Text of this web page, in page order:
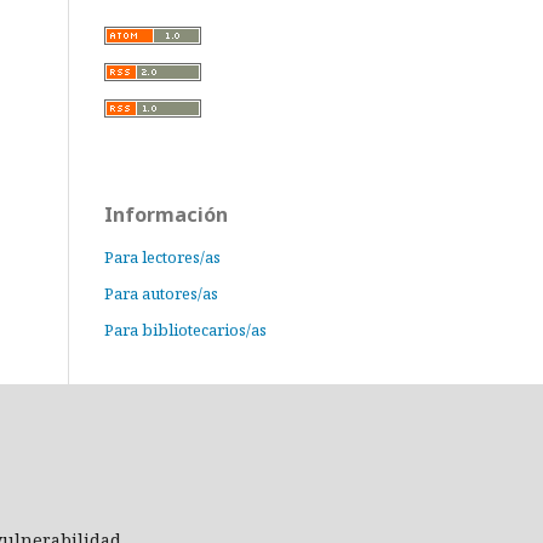
Información
Para lectores/as
Para autores/as
Para bibliotecarios/as